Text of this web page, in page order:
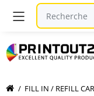
FILL IN / REFILL